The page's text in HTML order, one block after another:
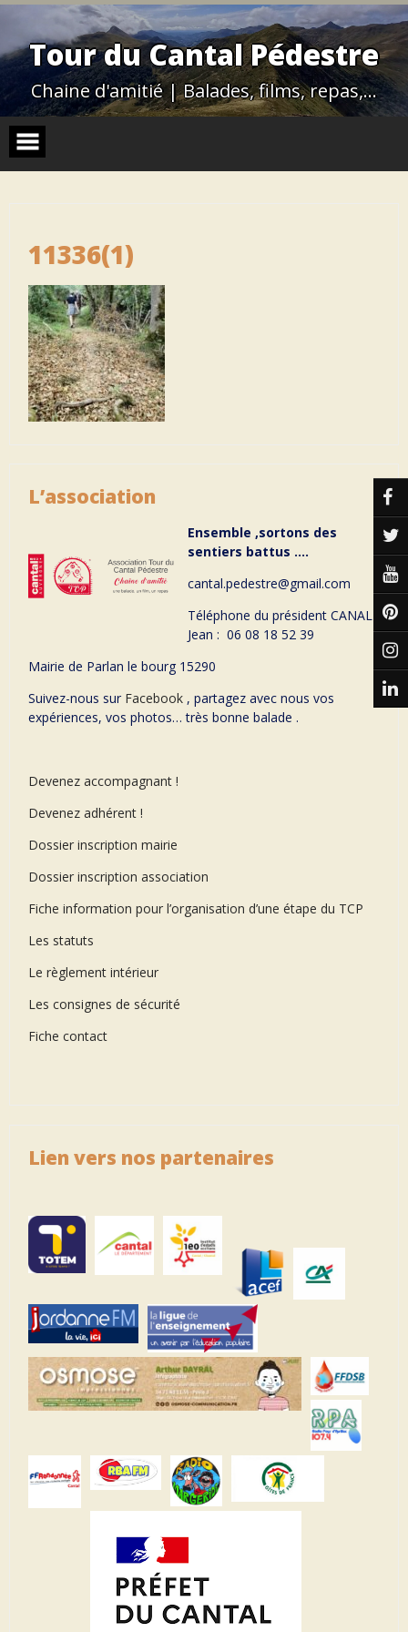
Skip
contentTour du Cantal Pédestre
Chaine d'amitié | Balades, films, repas,…
11336(1)
L’association
Ensemble ,sortons des
sentiers battus ….
cantal.pedestre@gmail.com
Téléphone du président CANAL
Jean : 06 08 18 52 39
Mairie de Parlan le bourg 15290
Suivez-nous sur Facebook , partagez avec nous vos
expériences, vos photos… très bonne balade .
Devenez accompagnant !
Devenez adhérent !
Dossier inscription mairie
Dossier inscription association
Fiche information pour l’organisation d’une étape du TCP
Les statuts
Le règlement intérieur
Les consignes de sécurité
Fiche contact
Lien vers nos partenaires